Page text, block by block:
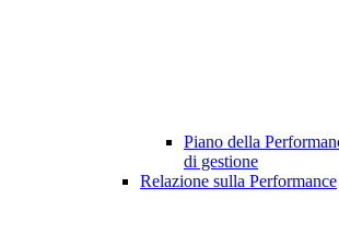
Piano della
di gestione
Relazione sulla Performance